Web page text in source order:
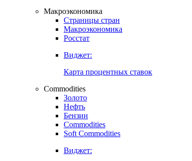
Создать индекс
Возможность создания своего индекса
Макроэкономика
Страницы стран
Макроэкономика
Росстат
Виджет:
Карта процентных ставок
Commodities
Золото
Нефть
Бензин
Commodities